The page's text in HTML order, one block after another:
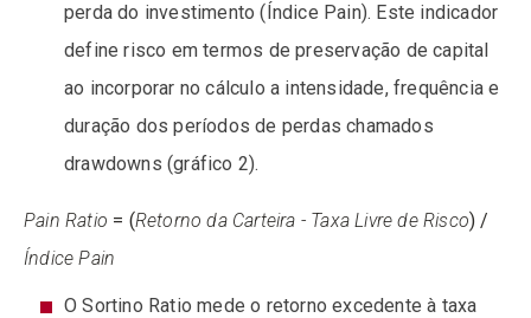
perda do investimento (Índice Pain). Este indicador
define risco em termos de preservação de capital
ao incorporar no cálculo a intensidade, frequência e
duração dos períodos de perdas chamados
drawdowns (gráfico 2).
Pain Ratio = (Retorno da Carteira - Taxa Livre de Risco) /
Índice Pain
O Sortino Ratio mede o retorno excedente à taxa